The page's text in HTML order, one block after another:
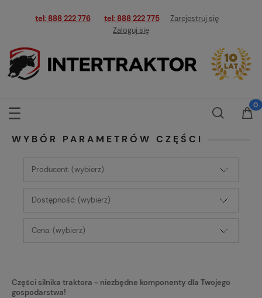
tel: 888 222 776 tel: 888 222 775
Zarejestruj się
Zaloguj się
WYBÓR PARAMETRÓW CZĘŚCI
Producent: (wybierz)
Dostępność: (wybierz)
Cena: (wybierz)
Części silnika traktora - niezbędne komponenty dla Twojego
gospodarstwa!